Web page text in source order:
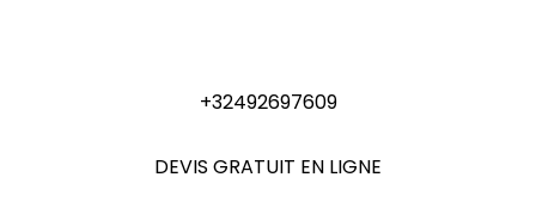
+32492697609
DEVIS GRATUIT EN LIGNE